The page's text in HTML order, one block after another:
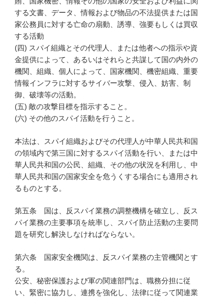
する文書、データ、情報および物品の不法提供または国
家公務員に対する亡命の扇動、誘導、強要もしくは買収
する活動
(四) スパイ組織とその代理人、または他者への指示や資
金提供によって、あるいはそれらと共謀して国の内外の
機関、組織、個人によって、国家機関、機密組織、重要
情報インフラに対するサイバー攻撃、侵入、妨害、制
御、破壊等の活動。
(五) 敵の攻撃目標を指示すること。
(六) その他のスパイ活動を行うこと。
本法は、スパイ組織およびその代理人が中華人民共和国
の領域内で第三国に対するスパイ活動を行い、または中
華人民共和国の公民、組織、その他の状況を利用し、中
華人民共和国の国家安全を危うくする場合にも適用され
るものとする。
第五条 国は、反スパイ業務の調整機構を確立し、反ス
パイ業務の主要事項を統率し、スパイ防止活動の主要問
題を研究し解決しなければならない。
第六条 国家安全機関は、反スパイ業務の主管機関とす
る。
公安、秘密保護および軍の関連部門は、職務分担に従
い、緊密に協力し、連携を強化し、法律に従って関連業